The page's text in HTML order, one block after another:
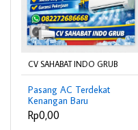
CV SAHABAT INDO GRUB
Pasang AC Terdekat
Kenangan Baru
082272686688 –
Teknisi Profesional &
Rp0,00